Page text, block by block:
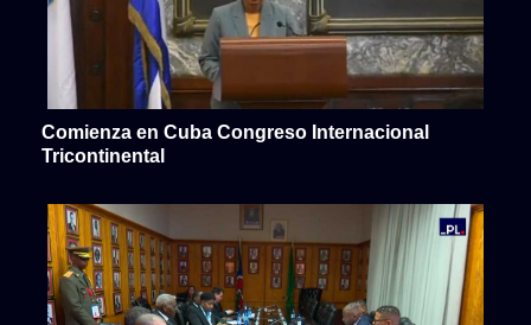
Comienza en Cuba Congreso Internacional
Tricontinental